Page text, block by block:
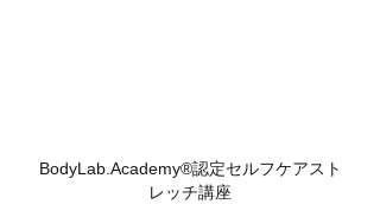
BodyLab.Academy®︎認定セルフケアスト
レッチ講座